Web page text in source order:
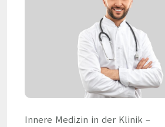
Innere Medizin in der Klinik –